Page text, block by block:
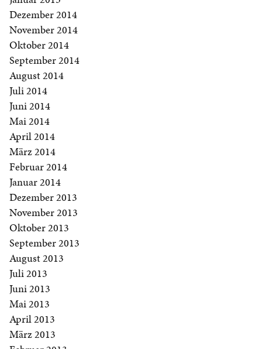
Dezember 2014
November 2014
Oktober 2014
September 2014
August 2014
Juli 2014
Juni 2014
Mai 2014
April 2014
März 2014
Februar 2014
Januar 2014
Dezember 2013
November 2013
Oktober 2013
September 2013
August 2013
Juli 2013
Juni 2013
Mai 2013
April 2013
März 2013